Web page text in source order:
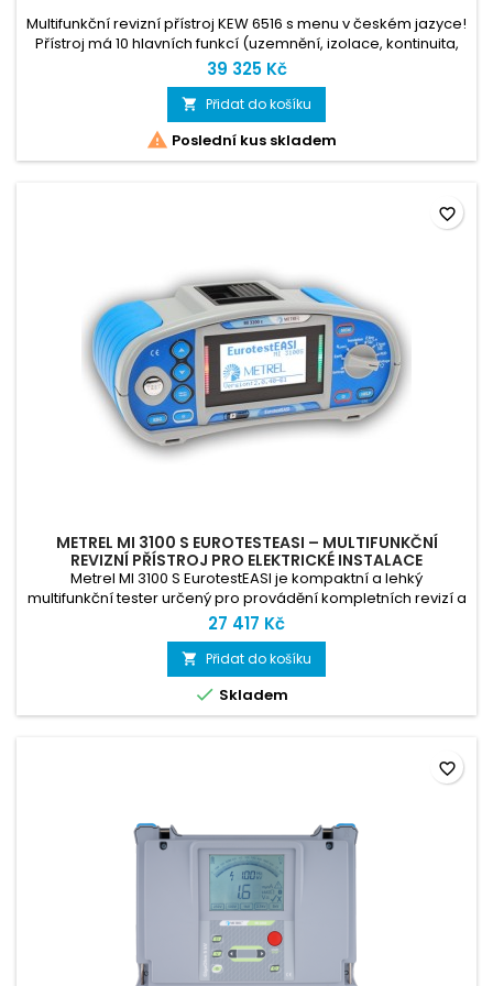
Multifunkční revizní přístroj KEW 6516 s menu v českém jazyce!
Přístroj má 10 hlavních funkcí (uzemnění, izolace, kontinuita,
smyčka, PSC, PFC, napětí, frekvence, fázová sekvence, RCD),
barevná obrazovka, nápověda. Ve spolupráci s Kyoritsu
jsme pro Vás přepoložili instruktážní video k tomuto
přístroji. Najdete ho zde.
39 325 Kč
 Přidat do košíku
 Poslední kus skladem
METREL MI 3100 S EUROTESTEASI – MULTIFUNKČNÍ
REVIZNÍ PŘÍSTROJ PRO ELEKTRICKÉ INSTALACE
Metrel MI 3100 S EurotestEASI je kompaktní a lehký
multifunkční tester určený pro provádění kompletních revizí a
kontrol elektrických instalací podle normy ČSN EN 61557.
Nabízí intuitivní české menu, vestavěná schémata zapojení
přímo na displeji, rychlé měření impedance smyčky bez
vybavení proudových chráničů (RCD) a automatické
vyhodnocení výsledků...
27 417 Kč
 Přidat do košíku
 Skladem
favorite_border
favorite_border